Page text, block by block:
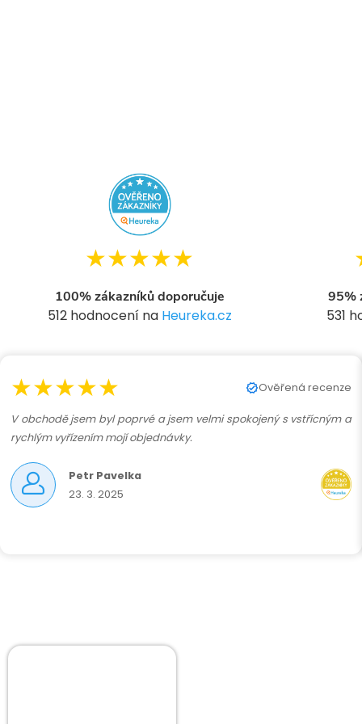
★★★★★
100% zákazníků doporučuje
512 hodnocení na Heureka.cz
95%
531
★★★★★ Ověřená recenze
V obchodě jsem byl poprvé a jsem velmi spokojený s vstřícným a
rychlým vyřízením mojí objednávky.
Petr Pavelka
23. 3. 2025